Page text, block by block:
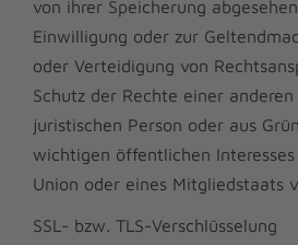
von ihrer Speicherung
Einwilligung oder zur
oder Verteidigung von
Schutz der Rechte einer
juristischen Person oder aus
wichtigen öffentlichen Interesses
Union oder eines Mitgliedstaats
SSL- bzw. TLS-Verschlüsselung